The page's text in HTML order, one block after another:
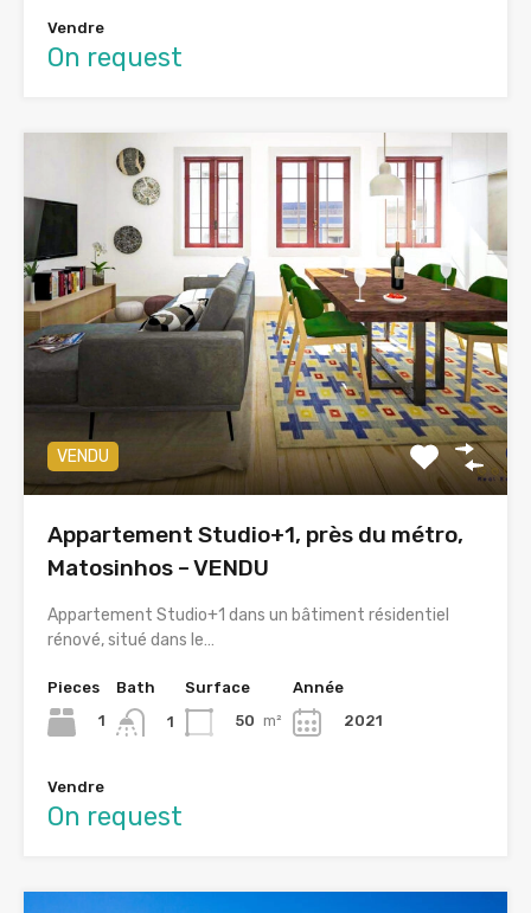
Vendre
On request
VENDU
Appartement Studio+1, près du métro,
Matosinhos – VENDU
Appartement Studio+1 dans un bâtiment résidentiel
rénové, situé dans le…
Pieces
1
Bath
1
Surface
50 m²
Année
2021
Vendre
On request